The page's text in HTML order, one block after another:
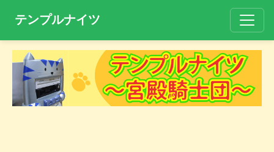
テンプルナイツ